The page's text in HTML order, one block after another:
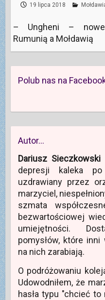
19 lipca 2018
– Ungheni – nowe
Rumunią a Mołdawią
Polub nas na
Autor…
Dariusz Sieczkowski
depresji kaleka
uzdrawiany przez
marzyciel,
szmata
bezwartościowej
umiejętności.
pomysłów, które
na nich zarabiają.
O podróżowaniu
Udowodniłem, że
hasła typu "chcieć